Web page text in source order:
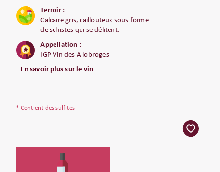
Terroir :
Calcaire gris, caillouteux sous forme
de schistes qui se délitent.
Appellation :
IGP Vin des Allobroges
En savoir plus sur le vin
* Contient des sulfites